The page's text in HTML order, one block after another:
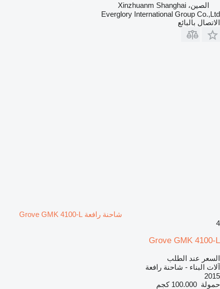
الصين، Xinzhuanm Shanghai
Everglory International Group Co.,Ltd
الاتصال بالبائع
شاحنة رافعة Grove GMK 4100-L
4
Grove GMK 4100-L
السعر عند الطلب
آلات البناء - شاحنة رافعة
2015
حمولة 100.000 كجم